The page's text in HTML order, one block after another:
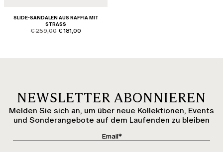
SLIDE-SANDALEN AUS RAFFIA MIT
STRASS
product.price.original
€ 259,00 product.price.sale
€ 181,00
NEWSLETTER ABONNIEREN
Melden Sie sich an, um über neue Kollektionen, Events
und Sonderangebote auf dem Laufenden zu bleiben